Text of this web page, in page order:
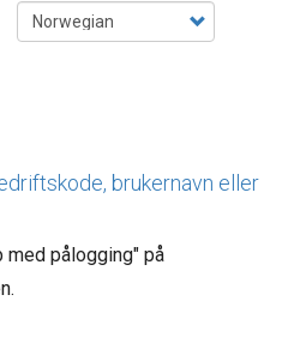
Select
your
brukernavn eller
med pålogging" på